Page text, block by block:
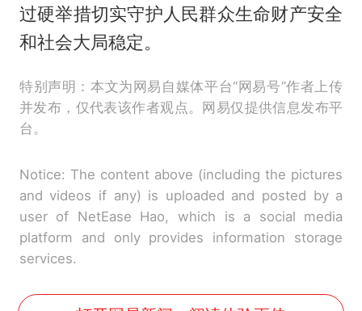
过硬举措切实守护人民群众生命财产安全
和社会大局稳定。
特别声明：本文为网易自媒体平台“网易号”作者上传
并发布，仅代表该作者观点。网易仅提供信息发布平
台。
Notice: The content above (including the pictures
and videos if any) is uploaded and posted by a
user of NetEase Hao, which is a social media
platform and only provides information storage
services.